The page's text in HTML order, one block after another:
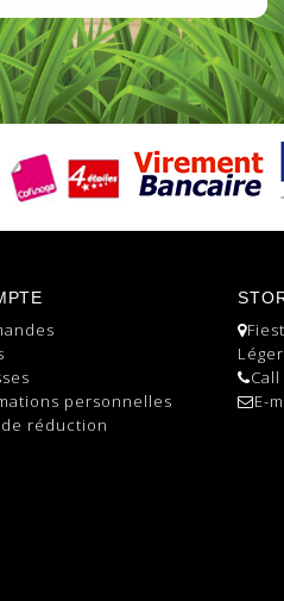
personnelles
réduction
E-